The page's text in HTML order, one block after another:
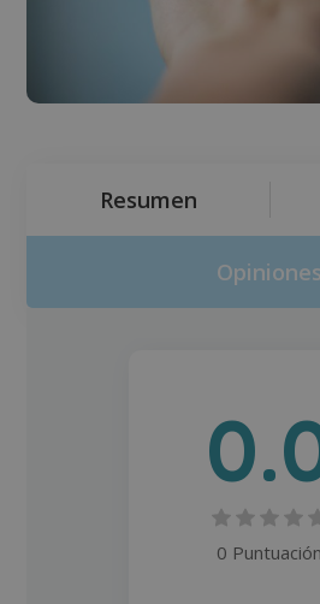
Resumen
Opiniones
0 Puntuación